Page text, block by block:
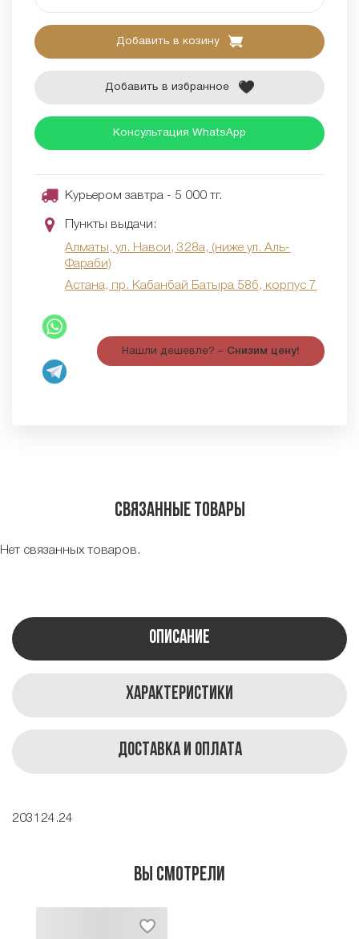
Добавить в козину
Добавить в избранное
Консультация WhatsApp
Курьером завтра - 5 000 тг.
Пункты выдачи:
Алматы, ул. Навои, 328а, (ниже ул. Аль-
Фараби)
Астана, пр. Кабанбай Батыра 58б, корпус 7
Нашли дешевле? – Снизим цену!
Связанные товары
Нет связанных товаров.
Описание
Характеристики
Доставка и оплата
203124.24
Вы смотрели